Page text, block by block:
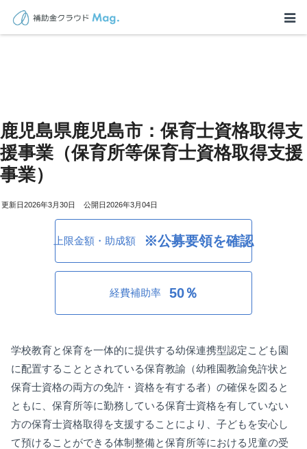
鹿児島県鹿児島市：保育士資格取得支
援事業（保育所等保育士資格取得支援
事業）
2026年3月30日 2026年3月04日
上限金額・助成額 ※公募要領を確認
経費補助率 50％
学校教育と保育を一体的に提供する幼保連携型認定こども園
に配置することとされている保育教諭（幼稚園教諭免許状と
保育士資格の両方の免許・資格を有する者）の確保を図ると
ともに、保育所等に勤務している保育士資格を有していない
方の保育士資格取得を支援することにより、子どもを安心し
て預けることができる体制整備と保育所等における児童の受